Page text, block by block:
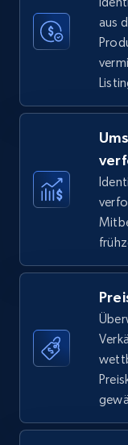
rating object,
Author name,
7.4K+
Specifications,
5.6K+
aus